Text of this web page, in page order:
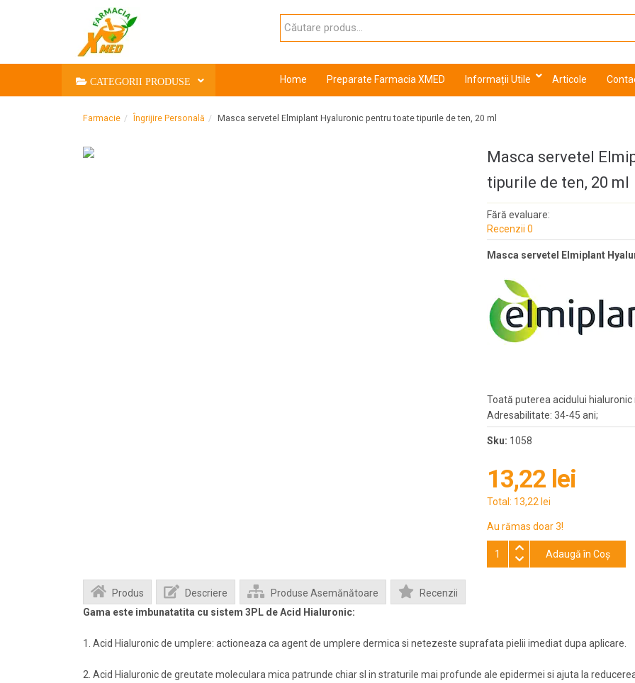
CATEGORII PRODUSE Home Preparate Farmacia XMED Informații Utile Articole
Farmacie Îngrijire Personală Masca servetel Elmiplant Hyaluronic pentru toate tipurile de ten, 20 ml
Masca servetel
tipurile de ten, 20 ml
Fără evaluare:
Recenzii 0
Masca servetel Elmiplant
Toată puterea acidului
Adresabilitate: 34-45 ani;
Sku: 1058
13,22 lei
Total: 13,22 lei
Au rămas doar 3!
Adaugă în Coş
Produs Descriere Produse Asemănătoare
Recenzii
Gama este imbunatatita cu sistem 3PL de Acid Hialuronic:
1. Acid Hialuronic de umplere: actioneaza ca agent de umplere dermica si netezeste suprafata pielii imediat dupa aplicare.
2. Acid Hialuronic de greutate moleculara mica patrunde chiar sI in straturile mai profunde ale epidermei si ajuta la